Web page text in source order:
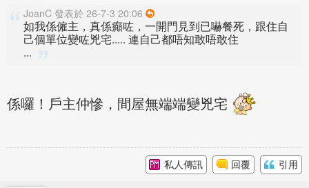
JoanC 發表於 26-7-3 20:06
如我係僱主，真係癲咗，一開門見到已嚇餐死，跟住自
己個單位變咗兇宅..... 連自己都唔知敢唔敢住
...
係囉！戶主仲慘，間屋無端端變兇宅
私人傳訊 回覆 引用